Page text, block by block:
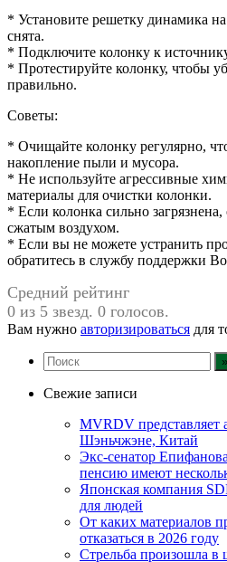
* Установите решетку динамика
снята.
* Подключите колонку к
* Протестируйте колонку, чтобы
правильно.
Советы:
* Очищайте колонку регулярно,
накопление пыли и мусора.
* Не используйте агрессивные
материалы для очистки колонки.
* Если колонка сильно
сжатым воздухом.
* Если вы не можете устранить
обратитесь в службу поддержки
Средний рейтинг
0 из 5 звезд. 0 голосов.
Вам нужно авторизироваться для
Свежие записи
MVRDV представляет
Шэньчжэне, Китай
Экс-сенатор
пенсию имеют
Японская компания
для людей
От каких материалов
отказаться в 2026 году
Стрельба произошла в